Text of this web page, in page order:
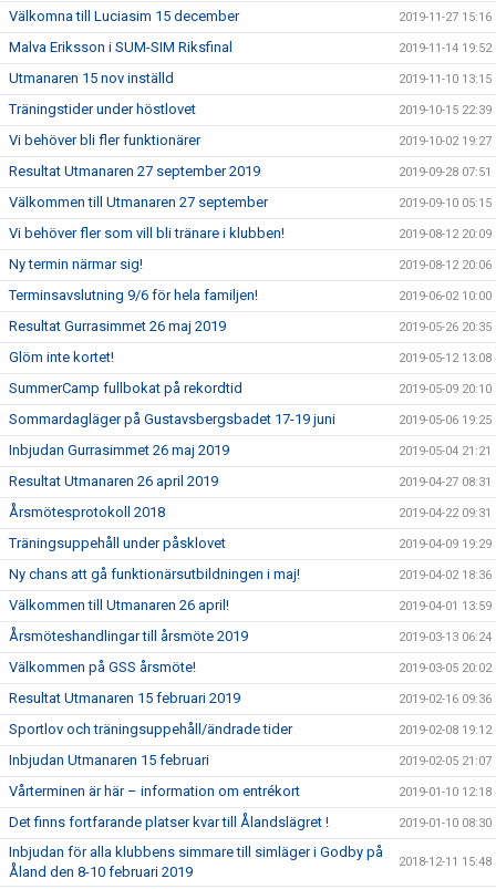
Välkomna till Luciasim 15 december 2019-11-27 15:16
Malva Eriksson i SUM-SIM Riksfinal 2019-11-14 19:52
Utmanaren 15 nov inställd 2019-11-10 13:15
Träningstider under höstlovet 2019-10-15 22:39
Vi behöver bli fler funktionärer 2019-10-02 19:27
Resultat Utmanaren 27 september 2019 2019-09-28 07:51
Välkommen till Utmanaren 27 september 2019-09-10 05:15
Vi behöver fler som vill bli tränare i klubben! 2019-08-12 20:09
Ny termin närmar sig! 2019-08-12 20:06
Terminsavslutning 9/6 för hela familjen! 2019-06-02 10:00
Resultat Gurrasimmet 26 maj 2019 2019-05-26 20:35
Glöm inte kortet! 2019-05-12 13:08
SummerCamp fullbokat på rekordtid 2019-05-09 20:10
Sommardagläger på Gustavsbergsbadet 17-19 juni 2019-05-06 19:25
Inbjudan Gurrasimmet 26 maj 2019 2019-05-04 21:21
Resultat Utmanaren 26 april 2019 2019-04-27 08:31
Årsmötesprotokoll 2018 2019-04-22 09:31
Träningsuppehåll under påsklovet 2019-04-09 19:29
Ny chans att gå funktionärsutbildningen i maj! 2019-04-02 18:36
Välkommen till Utmanaren 26 april! 2019-04-01 13:59
Årsmöteshandlingar till årsmöte 2019 2019-03-13 06:24
Välkommen på GSS årsmöte! 2019-03-05 20:02
Resultat Utmanaren 15 februari 2019 2019-02-16 09:36
Sportlov och träningsuppehåll/ändrade tider 2019-02-08 19:12
Inbjudan Utmanaren 15 februari 2019-02-05 21:07
Vårterminen är här – information om entrékort 2019-01-10 12:18
Det finns fortfarande platser kvar till Ålandslägret ! 2019-01-10 08:30
Inbjudan för alla klubbens simmare till simläger i Godby på
Åland den 8-10 februari 2019
2018-12-11 15:48